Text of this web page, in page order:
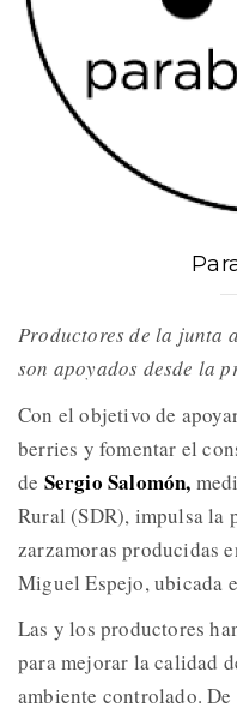
Productores de la junta
son apoyados desde la
Con el objetivo de
berries y fomentar el
de Sergio Salomón,
Rural (SDR), impulsa la
zarzamoras producidas
Miguel Espejo, ubicada
Las y los productores
para mejorar la calidad
ambiente controlado.